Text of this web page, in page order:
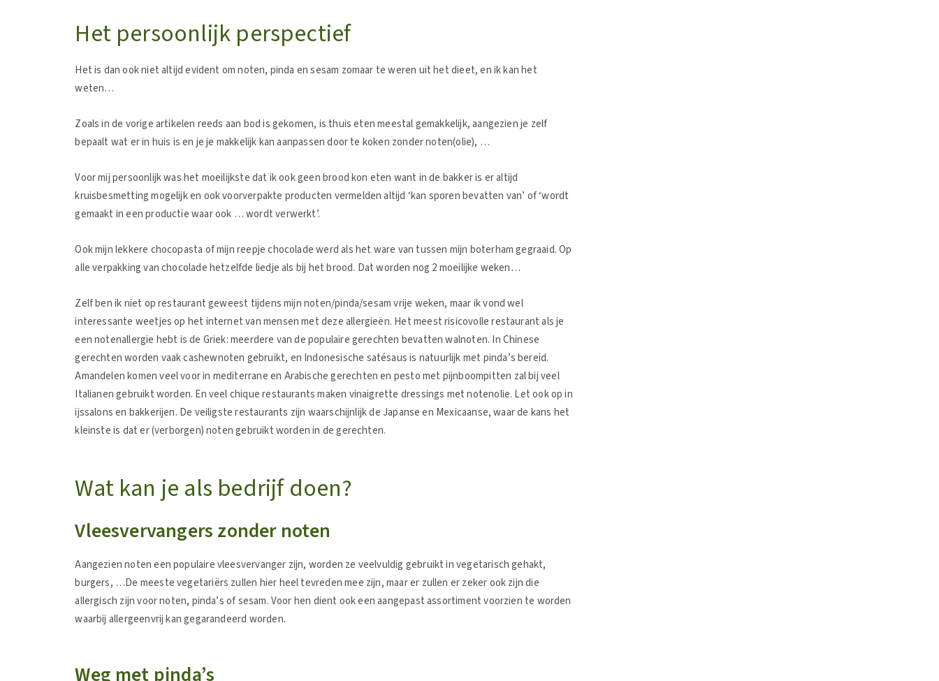
Het persoonlijk perspectief
Het is dan ook niet altijd evident om noten, pinda en sesam zomaar te weren uit het dieet, en ik kan het
weten…
Zoals in de vorige artikelen reeds aan bod is gekomen, is thuis eten meestal gemakkelijk, aangezien je zelf
bepaalt wat er in huis is en je je makkelijk kan aanpassen door te koken zonder noten(olie), …
Voor mij persoonlijk was het moeilijkste dat ik ook geen brood kon eten want in de bakker is er altijd
kruisbesmetting mogelijk en ook voorverpakte producten vermelden altijd ‘kan sporen bevatten van’ of ‘wordt
gemaakt in een productie waar ook … wordt verwerkt’.
Ook mijn lekkere chocopasta of mijn reepje chocolade werd als het ware van tussen mijn boterham gegraaid. Op
alle verpakking van chocolade hetzelfde liedje als bij het brood. Dat worden nog 2 moeilijke weken…
Zelf ben ik niet op restaurant geweest tijdens mijn noten/pinda/sesam vrije weken, maar ik vond wel
interessante weetjes op het internet van mensen met deze allergieën. Het meest risicovolle restaurant als je
een notenallergie hebt is de Griek: meerdere van de populaire gerechten bevatten walnoten. In Chinese
gerechten worden vaak cashewnoten gebruikt, en Indonesische satésaus is natuurlijk met pinda’s bereid.
Amandelen komen veel voor in mediterrane en Arabische gerechten en pesto met pijnboompitten zal bij veel
Italianen gebruikt worden. En veel chique restaurants maken vinaigrette dressings met notenolie. Let ook op in
ijssalons en bakkerijen. De veiligste restaurants zijn waarschijnlijk de Japanse en Mexicaanse, waar de kans het
kleinste is dat er (verborgen) noten gebruikt worden in de gerechten.
Wat kan je als bedrijf doen?
Vleesvervangers zonder noten
Aangezien noten een populaire vleesvervanger zijn, worden ze veelvuldig gebruikt in vegetarisch gehakt,
burgers, …De meeste vegetariërs zullen hier heel tevreden mee zijn, maar er zullen er zeker ook zijn die
allergisch zijn voor noten, pinda’s of sesam. Voor hen dient ook een aangepast assortiment voorzien te worden
waarbij allergeenvrij kan gegarandeerd worden.
Weg met pinda’s